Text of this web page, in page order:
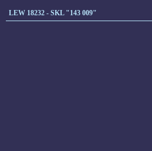
LEW 18232 - SKL "143 009"